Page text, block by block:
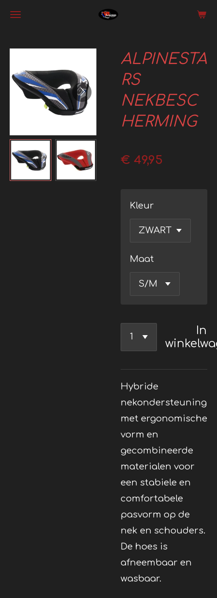
Ga
hoofdinhoud
ALPINESTA
RS
NEKBESC
HERMING
€ 49,95
Kleur
Maat
In
Hybride
nekondersteuning
met ergonomische
vorm en
gecombineerde
materialen voor
een stabiele en
comfortabele
pasvorm op de
nek en schouders.
De hoes is
afneembaar en
wasbaar.